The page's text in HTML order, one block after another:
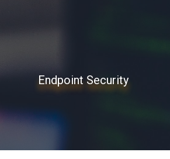
Endpoint Security